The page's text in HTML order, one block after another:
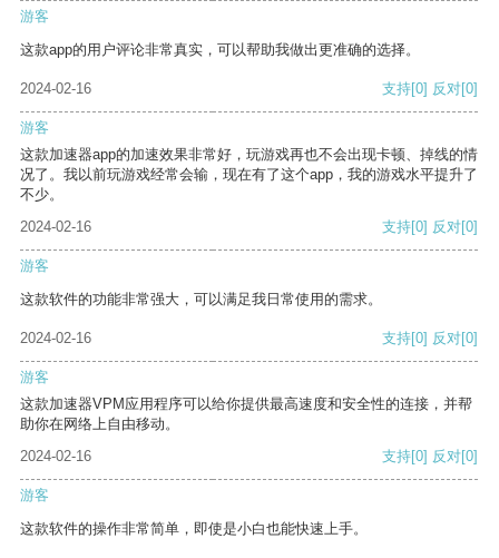
游客
这款app的用户评论非常真实，可以帮助我做出更准确的选择。
2024-02-16 支持[0] 反对[0]
游客
这款加速器app的加速效果非常好，玩游戏再也不会出现卡顿、掉线的情
况了。我以前玩游戏经常会输，现在有了这个app，我的游戏水平提升了
不少。
2024-02-16
支持[0] 反对[0]
游客
这款软件的功能非常强大，可以满足我日常使用的需求。
2024-02-16 支持[0] 反对[0]
游客
这款加速器VPM应用程序可以给你提供最高速度和安全性的连接，并帮
助你在网络上自由移动。
2024-02-16
支持[0] 反对[0]
游客
这款软件的操作非常简单，即使是小白也能快速上手。